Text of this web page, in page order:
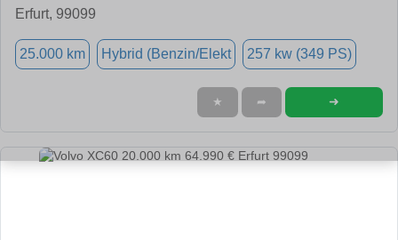
Erfurt, 99099
25.000 km Hybrid (Benzin/Elekt 257 kw (349 PS)
★ ➦ ➜